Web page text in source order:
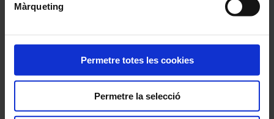
Màrqueting
Permetre totes les cookies
Permetre la selecció
Sala Petit Palau
Cicle:
Organitza: Fundació Orfeó Català-Palau de la